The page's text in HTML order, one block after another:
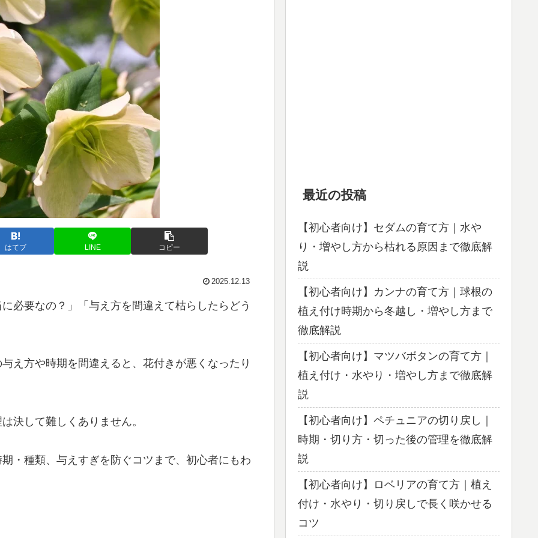
はてブ LINE コピー
2025.12.13
必要なの？」「与え方を間違えて枯らしたらどう
え方や時期を間違えると、花付きが悪くなったり
決して難しくありません。
・種類、与えすぎを防ぐコツまで、初心者にもわ
最近の投稿
【初心者向け】セダムの育て方｜水や
り・増やし方から枯れる原因まで徹底解
説
【初心者向け】カンナの育て方｜球根の
植え付け時期から冬越し・増やし方まで
徹底解説
【初心者向け】マツバボタンの育て方｜
植え付け・水やり・増やし方まで徹底解
説
【初心者向け】ペチュニアの切り戻し｜
時期・切り方・切った後の管理を徹底解
説
【初心者向け】ロベリアの育て方｜植え
付け・水やり・切り戻しで長く咲かせる
コツ